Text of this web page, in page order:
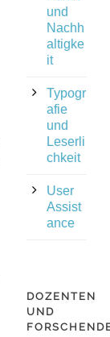
und
Nachh
altigke
it
Typogr
afie
und
Leserli
chkeit
User
Assist
ance
DOZENTEN
UND